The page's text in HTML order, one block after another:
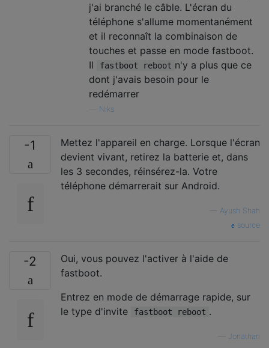
j'ai branché le câble. L'écran du
téléphone s'allume momentanément
et il reconnaît la combinaison de
touches et passe en mode fastboot.
Il
fastboot reboot n'y a plus que ce
dont j'avais besoin pour le
redémarrer
Niks
-1
Mettez l'appareil en charge. Lorsque l'écran
devient vivant, retirez la batterie et, dans
les 3 secondes, réinsérez-la. Votre
téléphone démarrerait sur Android.
Ayush Shah
source
-2
Oui, vous pouvez l'activer à l'aide de
fastboot.
Entrez en mode de démarrage rapide, sur
le type d'invite
fastboot reboot .
Jonathan